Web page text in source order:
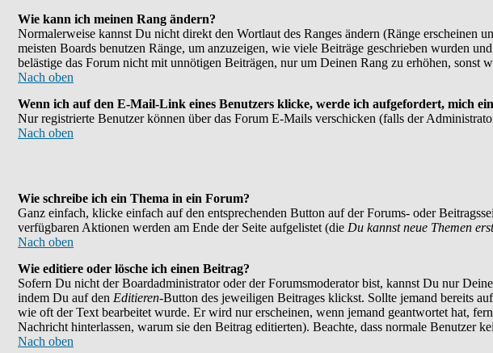
Wie kann ich meinen Rang ändern?
Normalerweise kannst Du nicht direkt den Wortlaut des Ranges ändern (Ränge
meisten Boards benutzen Ränge, um anzuzeigen, wie viele Beiträge geschrieben wurden
belästige das Forum nicht mit unnötigen Beiträgen, nur um Deinen Rang zu erhöhen,
Nach oben
Wenn ich auf den E-Mail-Link eines Benutzers klicke, werde ich aufgefordert, mich
Nur registrierte Benutzer können über das Forum E-Mails verschicken (falls der
Nach oben
Wie schreibe ich ein Thema in ein Forum?
Ganz einfach, klicke einfach auf den entsprechenden Button auf der Forums- oder
verfügbaren Aktionen werden am Ende der Seite aufgelistet (die Du kannst neue Themen
Nach oben
Wie editiere oder lösche ich einen Beitrag?
Sofern Du nicht der Boardadministrator oder der Forumsmoderator bist, kannst Du nur
indem Du auf den Editieren-Button des jeweiligen Beitrages klickst. Sollte jemand bereits
wie oft der Text bearbeitet wurde. Er wird nur erscheinen, wenn jemand geantwortet hat,
Nachricht hinterlassen, warum sie den Beitrag editierten). Beachte, dass normale Benutzer
Nach oben